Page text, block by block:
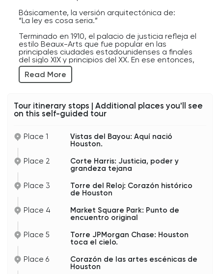
Básicamente, la versión arquitectónica de:
“La ley es cosa seria.”
Terminado en 1910, el palacio de justicia refleja el
estilo Beaux-Arts que fue popular en las
principales ciudades estadounidenses a finales
del siglo XIX y principios del XX. En ese entonces,
Houston crecía rápidamente gracias a los
ferrocarriles, el transporte marítimo, los
descubrimientos de petróleo y un comercio en
crecientes ambiciones de la ciudad.
El Condado de Harris en sí es enorme. De hecho,
si fuera un estado, su población superaría a la de
Houston y muchas comunidades circundantes, lo
que convierte a este palacio de justicia en parte
del país.
disputas políticas, batallas empresariales, casos
criminales y decisiones legales importantes han
pasado por estos pasillos. Y considerando los
profundos lazos de Houston con la energía, el
transporte marítimo, la medicina, los bienes
este palacio de justicia probablemente podrían
llenar bibliotecas enteras.
Read More
Tour itinerary stops | Additional places you'll see
on this self-guided tour
Place 1
Vistas del Bayou: Aquí nació
Houston.
Place 2
Corte Harris: Justicia, poder y
grandeza tejana
Place 3
Torre del Reloj: Corazón histórico
de Houston
Place 4
Market Square Park: Punto de
encuentro original
Place 5
Torre JPMorgan Chase: Houston
toca el cielo.
Place 6
Corazón de las artes escénicas de
Houston